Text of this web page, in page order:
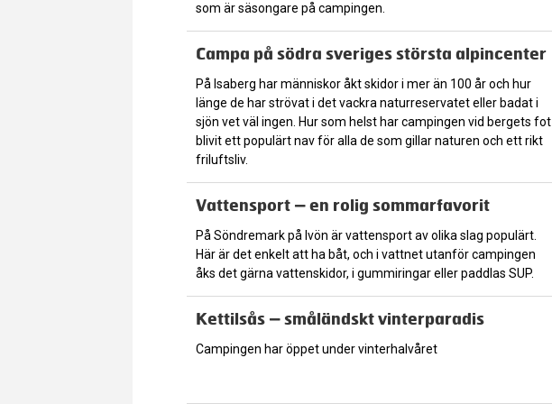
som är säsongare på campingen.
Campa på södra sveriges största alpincenter
På Isaberg har människor åkt skidor i mer än 100 år och hur
länge de har strövat i det vackra naturreservatet eller badat i
sjön vet väl ingen. Hur som helst har campingen vid bergets fot
blivit ett populärt nav för alla de som gillar naturen och ett rikt
friluftsliv.
Vattensport – en rolig sommarfavorit
På Söndremark på Ivön är vattensport av olika slag populärt.
Här är det enkelt att ha båt, och i vattnet utanför campingen
åks det gärna vattenskidor, i gummiringar eller paddlas SUP.
Kettilsås – småländskt vinterparadis
Campingen har öppet under vinterhalvåret